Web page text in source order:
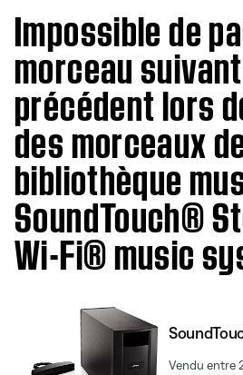
Impossible de
morceau
précédent lors
des morceaux
bibliothèque
SoundTouch®
Wi-Fi® music
Vendu entre